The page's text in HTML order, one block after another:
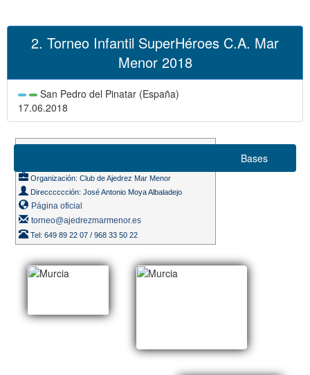
2. Torneo Infantil SuperHéroes C.A. Mar
Menor 2018
San Pedro del Pinatar (España)
17.06.2018
Organización: Club de Ajedrez Mar Menor
Direcccccción: José Antonio Moya Albaladejo
Página oficial
torneo@ajedrezmarmenor.es
Tel: 649 89 22 07 / 968 33 50 22
Bases